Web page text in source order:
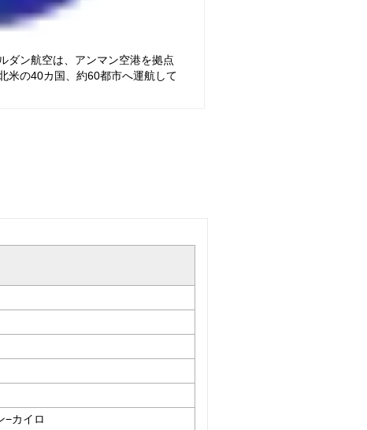
ダン航空は、アンマン空港を拠点
米の40カ国、約60都市へ運航して
−カイロ